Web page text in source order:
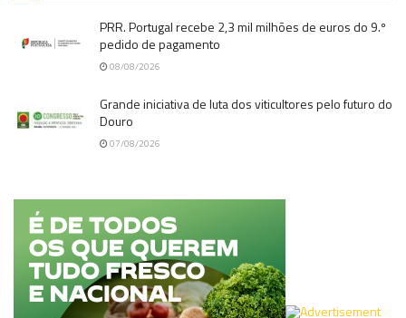
PRR. Portugal recebe 2,3 mil milhões de euros do 9.º
pedido de pagamento
08/08/2026
Grande iniciativa de luta dos viticultores pelo futuro do
Douro
07/08/2026